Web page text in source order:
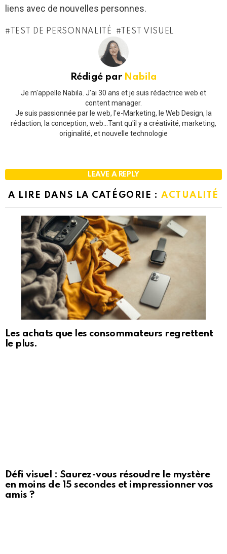
liens avec de nouvelles personnes.
TEST DE PERSONNALITÉ TEST VISUEL
Rédigé par Nabila
Je m'appelle Nabila. J'ai 30 ans et je suis rédactrice web et
content manager.
Je suis passionnée par le web, l'e-Marketing, le Web Design, la
rédaction, la conception, web...Tant qu'il y a créativité, marketing,
originalité, et nouvelle technologie
LEAVE A REPLY
A LIRE DANS LA CATÉGORIE : ACTUALITÉ
Les achats que les consommateurs regrettent
le plus.
Défi visuel : Saurez-vous résoudre le mystère
en moins de 15 secondes et impressionner vos
amis ?